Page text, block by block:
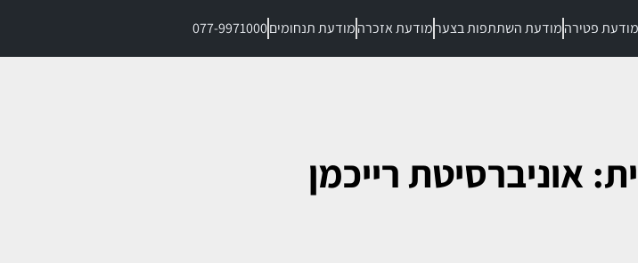
מודעת פטירהמודעת השתתפות בצערמודעת אזכרהמודעת תנחומים077-9971000
אוניברסיטת רייכמן